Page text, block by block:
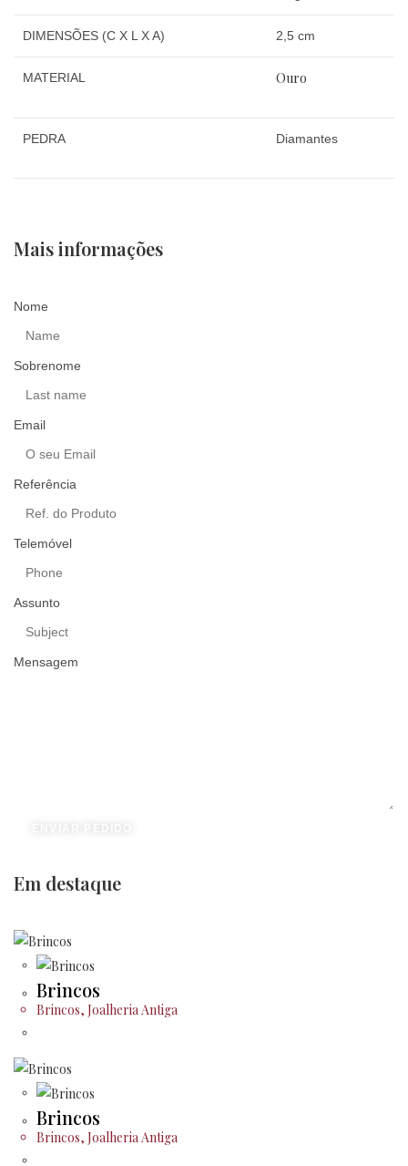
DIMENSÕES (C X L X A) 2,5 cm
MATERIAL Ouro
PEDRA Diamantes
Em destaque
Brincos
Brincos, Joalheria Antiga
Brincos
Brincos, Joalheria Antiga
Mais informações
Nome
Sobrenome
Email
Referência
Telemóvel
Assunto
Mensagem